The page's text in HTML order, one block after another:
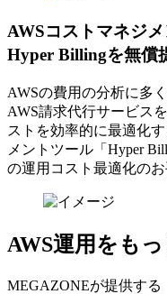
AWSコストマネジ
Hyper Billingを無償
AWSの費⽤の分析に多
AWS請求代⾏サービス
ストを効率的に最適化
メントツール「Hyper
の運⽤コスト最適化のお
AWS運用をも
MEGAZONEが提供する